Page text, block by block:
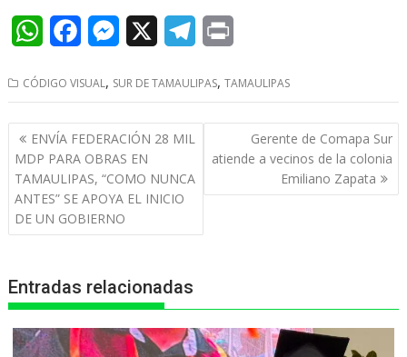
W
a
t
s
A
p
c
e
b
o
o
M
s
s
e
n
g
l
e
i
n
t
CÓDIGO VISUAL, SUR DE TAMAULIPAS,TAMAULIPAS
Navegación
de
entradas
ENVÍA FEDERACIÓN 28 MIL
MDP PARA OBRAS EN
TAMAULIPAS, “COMO NUNCA
ANTES” SE APOYA EL INICIO
DE UN GOBIERNO
Gerente de Comapa Sur
atiende a vecinos de la colonia
Emiliano Zapata
Entradas relacionadas